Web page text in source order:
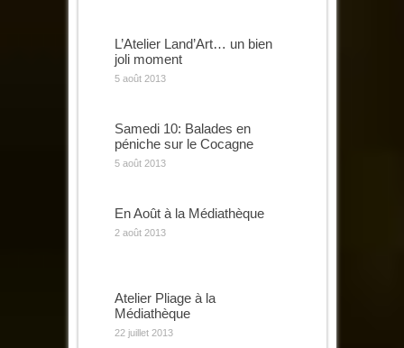
L’Atelier Land’Art… un bien
joli moment
5 août 2013
Samedi 10: Balades en
péniche sur le Cocagne
5 août 2013
En Août à la Médiathèque
2 août 2013
Atelier Pliage à la
Médiathèque
22 juillet 2013